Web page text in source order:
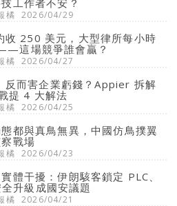
工作者不安？
橘 2026/04/29
收 250 美元，大型律所每小時
這場競爭誰會贏？
橘 2026/04/27
反而害企業虧錢？Appier 拆解
提 4 大解法
橘 2026/04/25
都與真鳥無異，中國仿鳥撲翼
戰場
橘 2026/04/23
體干擾：伊朗駭客鎖定 PLC、
升級成國安議題
橘 2026/04/21